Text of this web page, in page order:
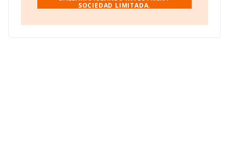
Calle Ciril Amoros núm. 58 1, (46004), Valencia,
SOCIEDAD LIMITADA.